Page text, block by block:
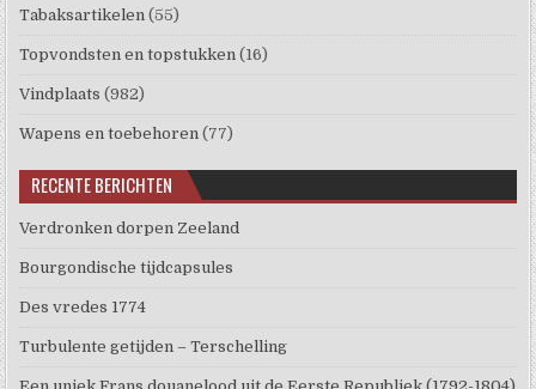
Tabaksartikelen (55)
Topvondsten en topstukken (16)
Vindplaats (982)
Wapens en toebehoren (77)
RECENTE BERICHTEN
Verdronken dorpen Zeeland
Bourgondische tijdcapsules
Des vredes 1774
Turbulente getijden – Terschelling